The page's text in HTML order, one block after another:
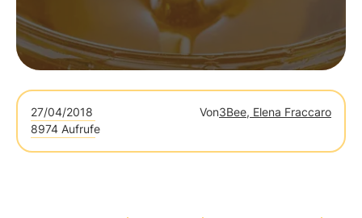
27/04/2018 Von3Bee, Elena Fraccaro
8974 Aufrufe